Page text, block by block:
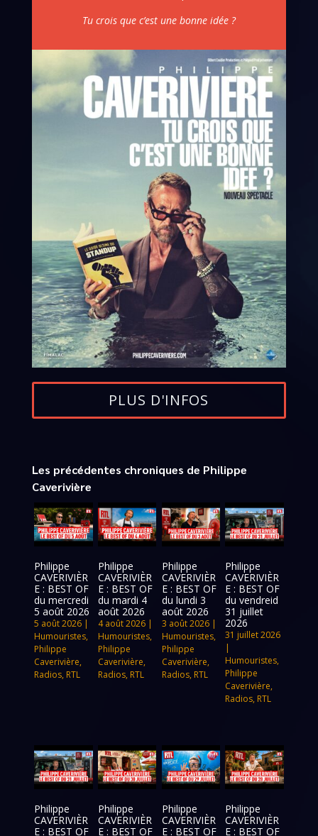
Tu crois que c’est une bonne idée ?
PLUS D'INFOS
Les précédentes chroniques de Philippe
Caverivière
Philippe
CAVERIVIÈR
E : BEST OF
du mercredi
5 août 2026
5 août 2026 |
Humouristes,
Philippe
Caverivière,
Radios, RTL
Philippe
CAVERIVIÈR
E : BEST OF
du mardi 4
août 2026
4 août 2026|
Humouristes,
Philippe
Caverivière,
Radios, RTL
Philippe
CAVERIVIÈR
E : BEST OF
du lundi 3
août 2026
3 août 2026|
Humouristes,
Philippe
Caverivière,
Radios, RTL
Philippe
CAVERIVIÈR
E : BEST OF
du vendreid
31 juillet
2026
31 juillet 2026
|
Humouristes,
Philippe
Caverivière,
Radios, RTL
Philippe
CAVERIVIÈR
E : BEST OF
Philippe
CAVERIVIÈR
E : BEST OF
Philippe
CAVERIVIÈR
E : BEST OF
Philippe
CAVERIVIÈR
E : BEST OF